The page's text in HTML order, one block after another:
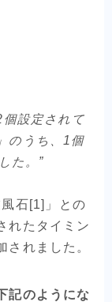
設定されて
のうち、1個
た。”
石[1]」との
れたタイミン
されました。
記のようにな